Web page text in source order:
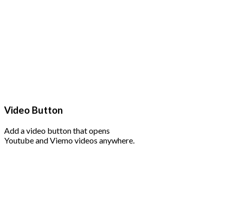
Video Button
Add a video button that opens
Youtube and Viemo videos anywhere.